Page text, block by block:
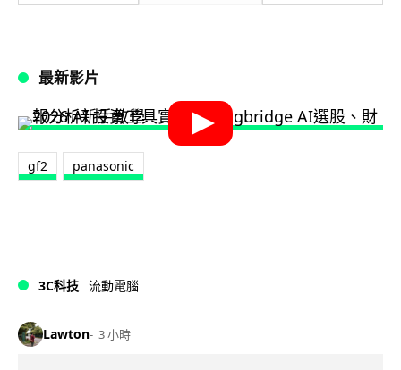
最新影片
gf2 panasonic
3C科技 流動電腦
Lawton 3 小時